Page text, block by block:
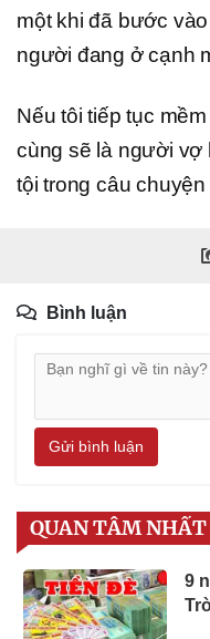
một khi đã bước
người đang ở cạnh
Nếu tôi tiếp tục
cùng sẽ là người vợ
tội trong câu chuyện
Bình luận
Gửi bình luận
QUAN TÂM NHẤT
9